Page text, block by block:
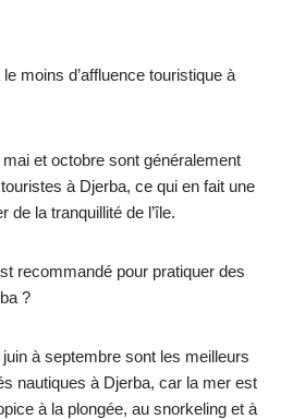
moins d’affluence touristique à
et octobre sont généralement
à Djerba, ce qui en fait une
de la tranquillité de l’île.
recommandé pour pratiquer des
?
à septembre sont les meilleurs
nautiques à Djerba, car la mer est
à la plongée, au snorkeling et à